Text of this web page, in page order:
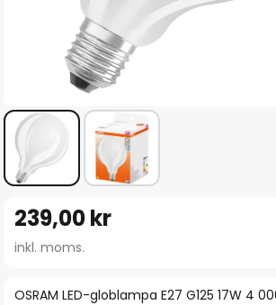
till
början
bildgalleriet
OSRAM LED-globlampa E27 G125 17W 4
239,00 kr
inkl. moms.